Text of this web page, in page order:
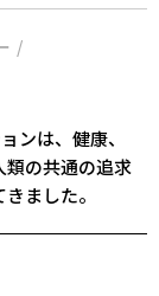
ンは、健康、
類の共通の追求
ました。